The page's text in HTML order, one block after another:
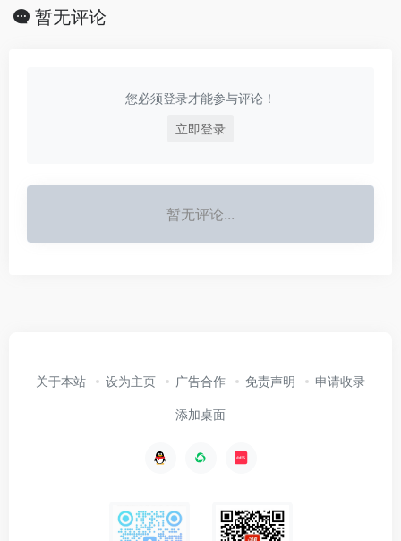
暂无评论
您必须登录才能参与评论！
立即登录
暂无评论...
关于本站 设为主页 广告合作 免责声明 申请收录
添加桌面